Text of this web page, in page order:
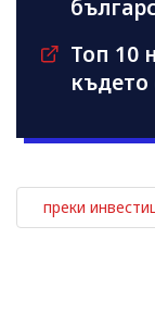
Топ 10
преки